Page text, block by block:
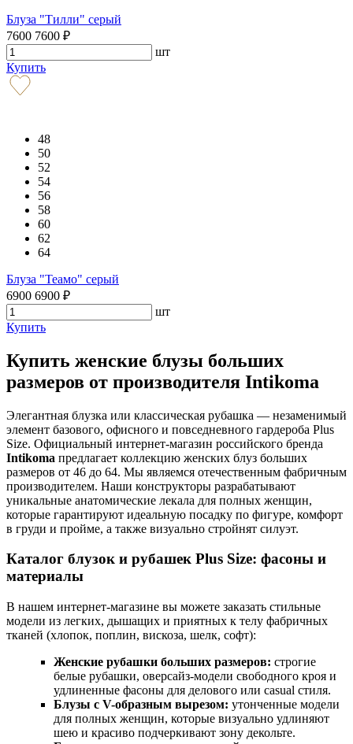
Блуза "Тилли" серый
7600 7600 ₽
шт
Купить
48
50
52
54
56
58
60
62
64
Блуза "Теамо" серый
6900 6900 ₽
шт
Купить
Купить женские блузы больших
размеров от производителя Intikoma
Элегантная блузка или классическая рубашка — незаменимый
элемент базового, офисного и повседневного гардероба Plus
Size. Официальный интернет-магазин российского бренда
Intikoma предлагает коллекцию женских блуз больших
размеров от 46 до 64. Мы являемся отечественным фабричным
производителем. Наши конструкторы разрабатывают
уникальные анатомические лекала для полных женщин,
которые гарантируют идеальную посадку по фигуре, комфорт
в груди и пройме, а также визуально стройнят силуэт.
Каталог блузок и рубашек Plus Size: фасоны и
материалы
В нашем интернет-магазине вы можете заказать стильные
модели из легких, дышащих и приятных к телу фабричных
тканей (хлопок, поплин, вискоза, шелк, софт):
Женские рубашки больших размеров: строгие
белые рубашки, оверсайз-модели свободного кроя и
удлиненные фасоны для делового или casual стиля.
Блузы с V-образным вырезом: утонченные модели
для полных женщин, которые визуально удлиняют
шею и красиво подчеркивают зону декольте.